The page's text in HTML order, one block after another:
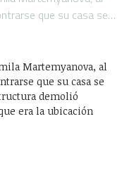
que su casa se…
Martemyanova, al
que su casa se
demolió
era la ubicación